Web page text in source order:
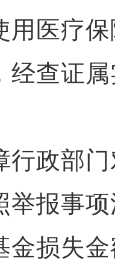
用医疗
经查证
政部门
举报事
金损失